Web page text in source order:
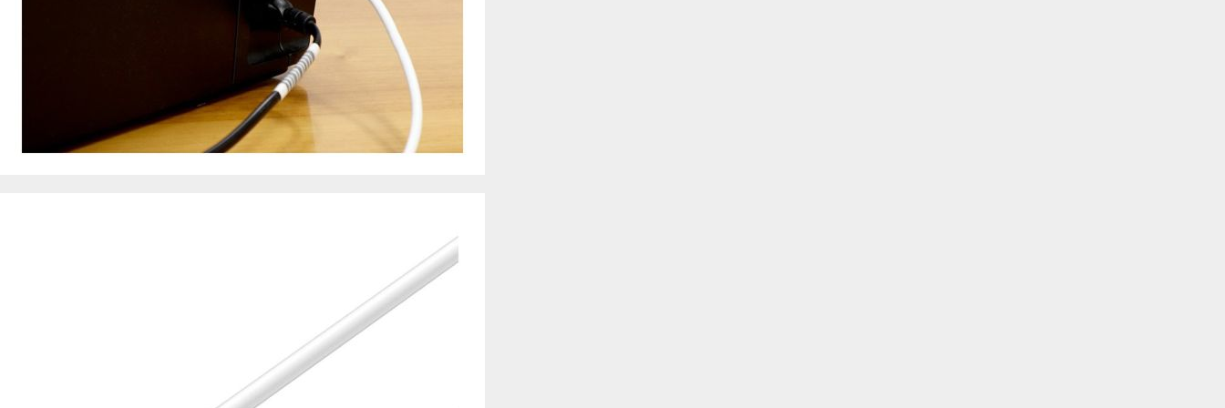
de nuestro sitio web. También nos ayudan a identificar las páginas más / menos visitadas y a evaluar cómo los visitantes
navegan por el sitio web. Si no aceptas estas cookies, no seremos notificados de tu visita a nuestro sitio.
Información de las cookies‎
Estas cookies permiten que el sitio ofrezca una mejor funcionalidad y personalización. Pueden ser establecidas por nosotros o
por terceras partes cuyos servicios hemos agregado a nuestras páginas. Si no permite estas cookies algunos de nuestros servicios
Cookies publicitarias
Nuestros partners publicitarios pueden establecer estas cookies en nuestro sitio web. Estas empresas pueden utilizarlas para
crear un perfil de tus intereses y proporcionarte publicidad relevante en otros sitios web. Si no permite estas cookies, tu
publicidad estará menos dirigida.
Información de las cookies‎